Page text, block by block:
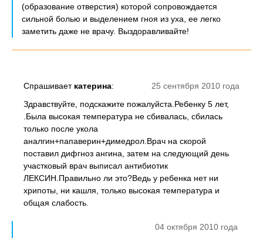
(образование отверстия) которой сопровождается
сильной болью и выделением гноя из уха, ее легко
заметить даже не врачу. Выздоравливайте!
25 сентября 2010 года
Спрашивает катерина:
Здравствуйте, подскажите пожалуйста.Ребенку 5 лет,
.Была высокая температура не сбивалась, сбилась
только после укола
аналгин+папаверин+димедрол.Врач на скорой
поставил дифгноз ангина, затем на следующий день
участковый врач выписал антибиотик
ЛЕКСИН.Правильно ли это?Ведь у ребенка нет ни
хрипоты, ни кашля, только высокая температура и
общая слабость.
04 октября 2010 года